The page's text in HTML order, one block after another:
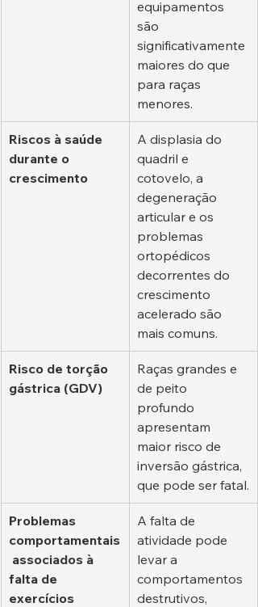
equipamentos
são
significativamente
maiores do que
para raças
menores.
Riscos à saúde
durante o
crescimento
A displasia do
quadril e
cotovelo, a
degeneração
articular e os
problemas
ortopédicos
decorrentes do
crescimento
acelerado são
mais comuns.
Risco de torção
gástrica (GDV)
Raças grandes e
de peito
profundo
apresentam
maior risco de
inversão gástrica,
que pode ser fatal.
Problemas
comportamentais
associados à
falta de
exercícios
A falta de
atividade pode
levar a
comportamentos
destrutivos,